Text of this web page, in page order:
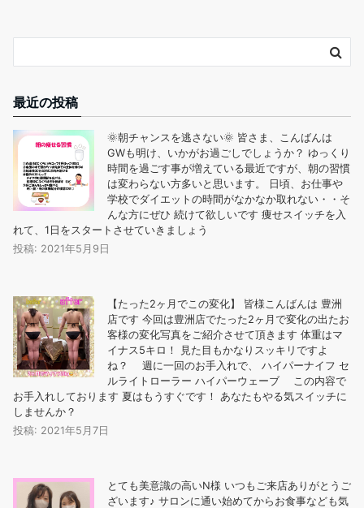
最近の投稿
🌞朝チャンスを逃さない🌞 皆さま、こんばんは
GWも明け、いかがお過ごしでしょうか？ ゆっくり
時間を過ごす事が増えている最近ですが、朝の習慣
は変わらない方多いと思います。 日頃、お仕事や
学校でダイエットの時間がなかなか取れない・・そ
んな方にぜひ️ 続けて欲しいです 痩せスイッチを入
れて、1日をスタートさせていきましょう
投稿: 2021年5月9日
【たった2ヶ月でこの変化︎】 皆様こんばんは 豊洲
店です 今回は豊洲店でたった2ヶ月で変化の出たお
客様の変化写真をご紹介させて頂きます️ 体重はマ
イナス5キロ！ 見た目もかなりスッキリですよ
ね？ 週に一回のお手入れで、 ️ハイパーナイフ ️セ
ルライトローラー ️ハイパーウェーブ この内容で
お手入れしております 夏はもうすぐです！ あなたもやる気スイッチに
しませんか？
投稿: 2021年5月7日
とても美意識の高いN様️ いつもご来店ありがとうご
ざいます♪ サロンに通い始めてからお食事なども気